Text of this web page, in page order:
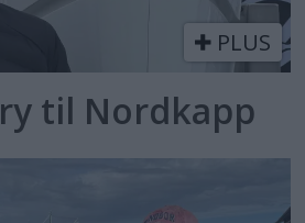
PLUS
til Nordkapp